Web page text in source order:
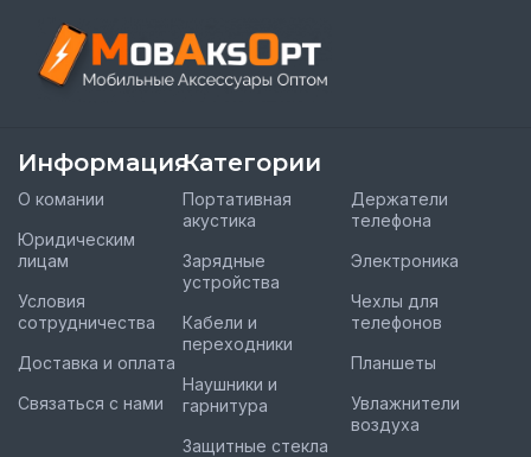
Информация
О комании
Юридическим
лицам
Условия
сотрудничества
Доставка и оплата
Связаться с нами
Категории
Портативная
акустика
Зарядные
устройства
Кабели и
переходники
Наушники и
гарнитура
Защитные стекла
Держатели
телефона
Электроника
Чехлы для
телефонов
Планшеты
Увлажнители
воздуха